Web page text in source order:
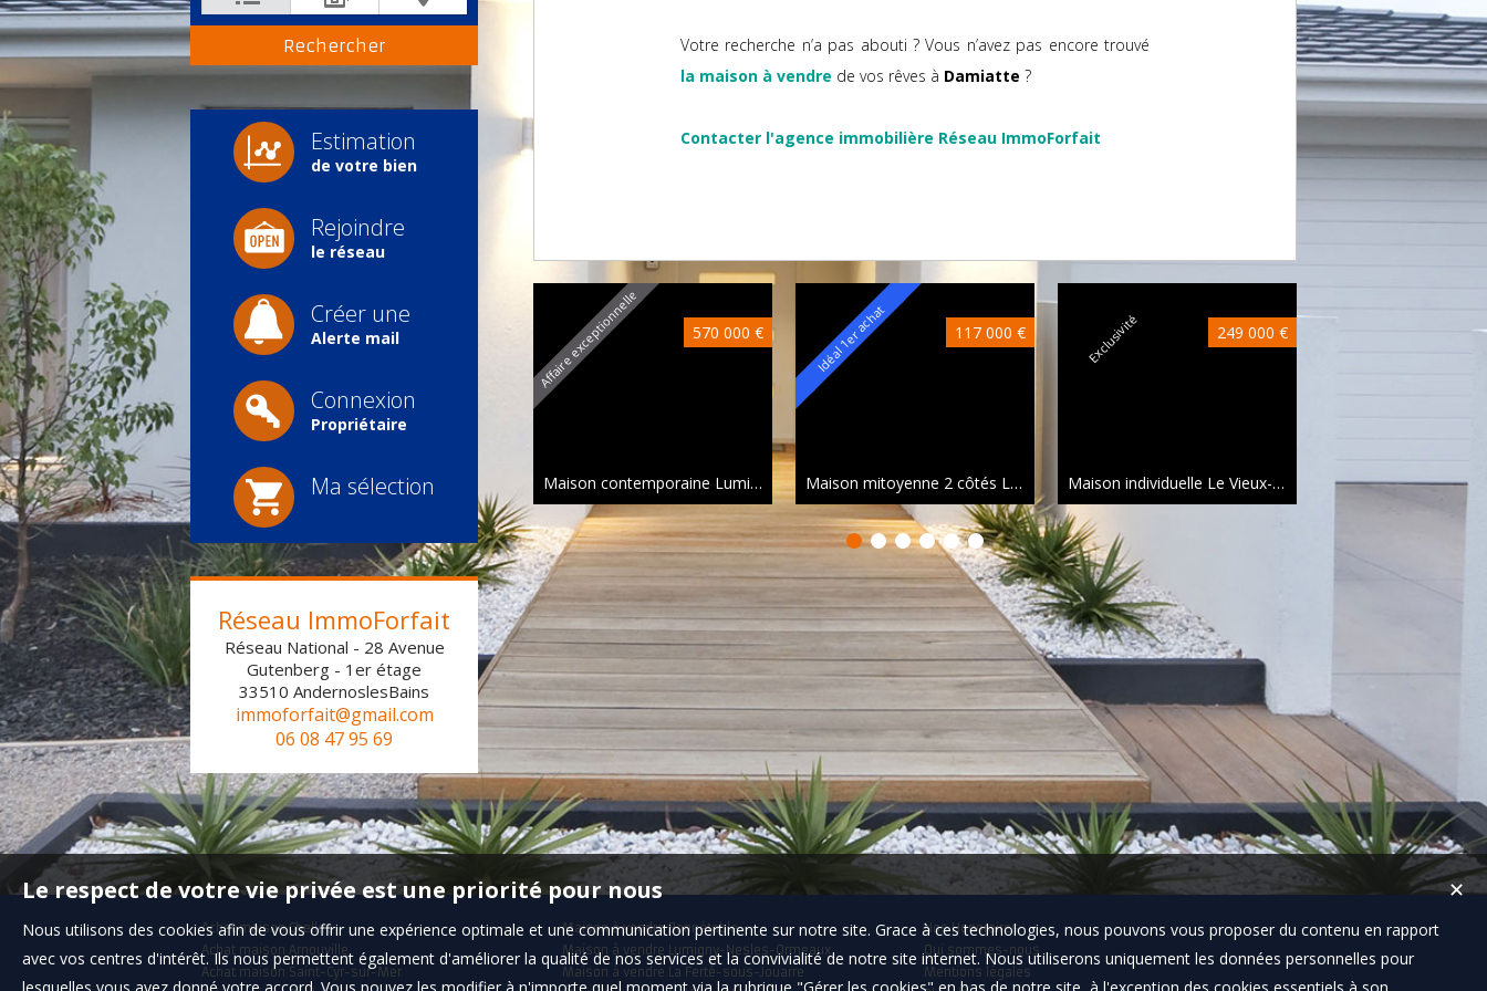
Estimation
de votre bien
Rejoindre
le réseau
Créer une
Alerte mail
Connexion
Propriétaire
Ma sélection
Réseau ImmoForfait
Réseau National - 28 Avenue
Gutenberg - 1er étage
33510 AndernoslesBains
immoforfait@gmail.com
06 08 47 95 69
Votre recherche n’a pas abouti ? Vous n’avez pas encore trouvé
la maison à vendre de vos rêves à Damiatte ?
Contacter l'agence immobilière Réseau ImmoForfait
Affaire exceptionnelle 570 000 €
Maison contemporaine Lumigny-Nesles-Ormeaux 196 m²
Idéal 1er achat 117 000 €
Maison mitoyenne 2 côtés La Ferté-sous-Jouarre 40 m²
Exclusivité 249 000 €
Maison individuelle Le Vieux-Marché 105 m²
1 2 3 4 5 6
Achat maison Chelles
Achat maison Arnouville
Achat maison Saint-Cyr-sur-Mer
Maison à vendre Bonnétable
Maison à vendre Lumigny-Nesles-Ormeaux
Maison à vendre La Ferté-sous-Jouarre
Nos Honoraires
Qui sommes-nous
Mentions légales
✕
Le respect de votre vie privée est une priorité pour nous
Nous utilisons des cookies afin de vous offrir une expérience optimale et une communication pertinente sur notre site. Grace à ces technologies, nous pouvons vous proposer du contenu en rapport
avec vos centres d'intérêt. Ils nous permettent également d'améliorer la qualité de nos services et la convivialité de notre site internet. Nous utiliserons uniquement les données personnelles pour